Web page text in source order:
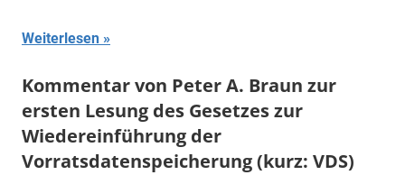
Weiterlesen
Kommentar von Peter A. Braun zur
ersten Lesung des Gesetzes zur
Wiedereinführung der
Vorratsdatenspeicherung (kurz: VDS)